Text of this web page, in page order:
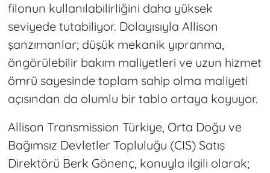
filonun kullanılabilirliğini daha yüksek
seviyede tutabiliyor. Dolayısıyla Allison
şanzımanlar; düşük mekanik yıpranma,
öngörülebilir bakım maliyetleri ve uzun hizmet
ömrü sayesinde toplam sahip olma maliyeti
açısından da olumlu bir tablo ortaya koyuyor.
Allison Transmission Türkiye, Orta Doğu ve
Bağımsız Devletler Topluluğu (CIS) Satış
Direktörü Berk Gönenç, konuyla ilgili olarak;